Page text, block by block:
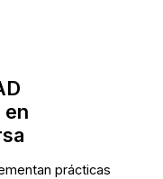
en
prácticas